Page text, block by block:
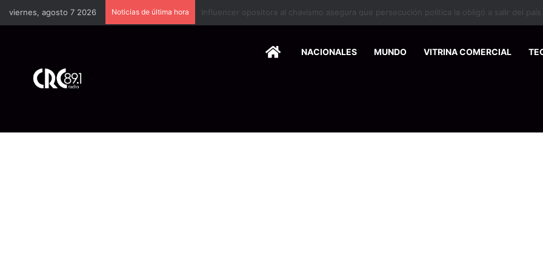
viernes, agosto 7 2026 Noticias de última hora Industria plástica se suma a la economía circular
HOMENACIONALES MUNDO VITRINA COMERCIAL